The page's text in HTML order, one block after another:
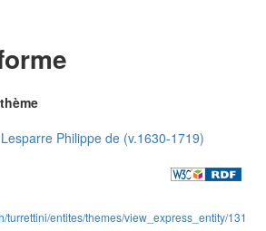
Philippe de (v.1630-1719)
turrettini/entites/themes/view_express_entity/131